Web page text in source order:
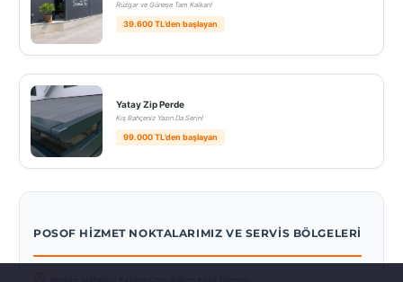
Rüzgar ve Güneşe Tam Kalkan!
39.600 TL’den başlayan
Yatay Zip Perde
Kış Bahçeniz Yazın Da Serin!
99.000 TL’den başlayan
POSOF HIZMET NOKTALARIMIZ VE SERVIS BÖLGELERI